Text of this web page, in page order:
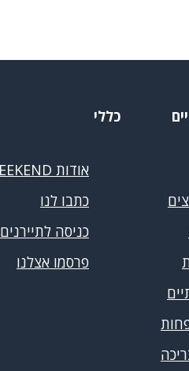
כללי
אודות WEEKEND
כתבו לנו
כניסה לתיירנים
פרסמו אצלנו